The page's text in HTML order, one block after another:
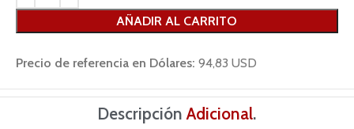
AÑADIR AL CARRITO
Precio de referencia en Dólares: 94,83 USD
DescripciónAdicional.